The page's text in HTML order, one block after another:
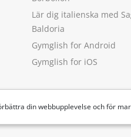
din webbupplevelse och för
Lär dig italienska med
Baldoria
Gymglish for Android
Gymglish for iOS